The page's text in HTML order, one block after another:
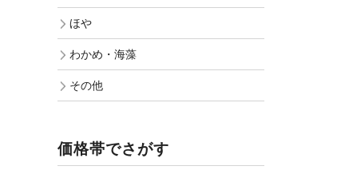
ほや
わかめ・海藻
その他
価格帯でさがす